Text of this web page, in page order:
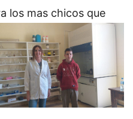
los mas chicos que